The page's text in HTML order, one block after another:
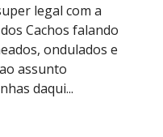
legal com a
Cachos falando
ondulados e
assunto
daqui...